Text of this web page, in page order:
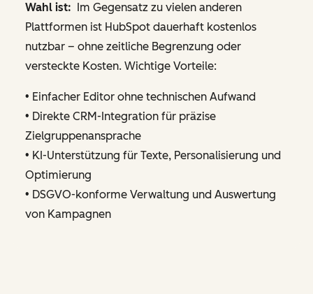
Wahl ist:
Im Gegensatz zu vielen anderen
Plattformen ist HubSpot dauerhaft kostenlos
nutzbar – ohne zeitliche Begrenzung oder
versteckte Kosten. Wichtige Vorteile:
• Einfacher Editor ohne technischen Aufwand
• Direkte CRM-Integration für präzise
Zielgruppenansprache
• KI-Unterstützung für Texte, Personalisierung und
Optimierung
• DSGVO-konforme Verwaltung und Auswertung
von Kampagnen